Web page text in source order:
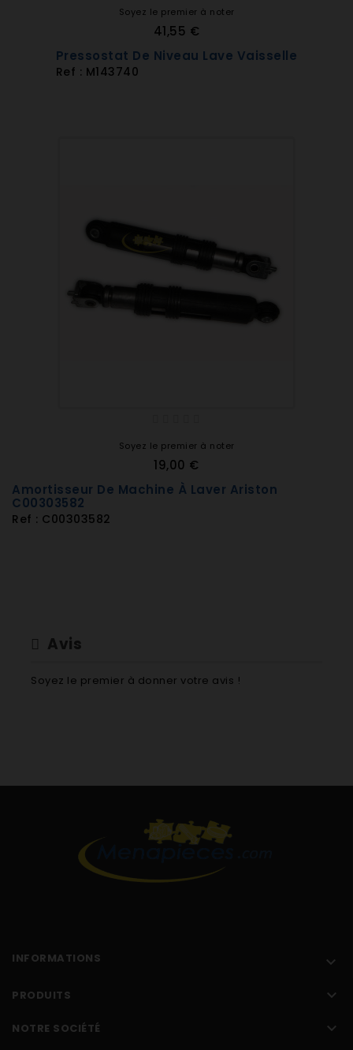
Soyez le premier à noter
41,55 €
Pressostat De Niveau Lave Vaisselle
Ref : M143740
Soyez le premier à noter
19,00 €
Amortisseur De Machine À Laver Ariston
C00303582
Ref : C00303582
Avis
Soyez le premier à donner votre avis !
INFORMATIONS 
PRODUITS 
NOTRE SOCIÉTÉ 